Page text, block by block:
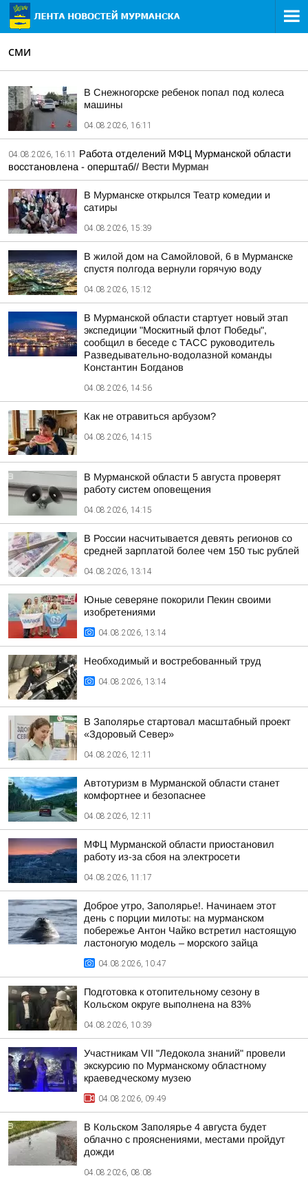
СМИ
В Снежногорске ребенок попал под колеса
машины
04.08.2026, 16:11
04.08.2026, 16:11
Работа отделений МФЦ Мурманской области
восстановлена - оперштаб// Вести Мурман
В Мурманске открылся Театр комедии и
сатиры
04.08.2026, 15:39
В жилой дом на Самойловой, 6 в Мурманске
спустя полгода вернули горячую воду
04.08.2026, 15:12
В Мурманской области стартует новый этап
экспедиции "Москитный флот Победы",
сообщил в беседе с ТАСС руководитель
Разведывательно-водолазной команды
Константин Богданов
04.08.2026, 14:56
Как не отравиться арбузом?
04.08.2026, 14:15
В Мурманской области 5 августа проверят
работу систем оповещения
04.08.2026, 14:15
В России насчитывается девять регионов со
средней зарплатой более чем 150 тыс рублей
04.08.2026, 13:14
Юные северяне покорили Пекин своими
изобретениями
04.08.2026, 13:14
Необходимый и востребованный труд
04.08.2026, 13:14
В Заполярье стартовал масштабный проект
«Здоровый Север»
04.08.2026, 12:11
Автотуризм в Мурманской области станет
комфортнее и безопаснее
04.08.2026, 12:11
МФЦ Мурманской области приостановил
работу из-за сбоя на электросети
04.08.2026, 11:17
Доброе утро, Заполярье!. Начинаем этот
день с порции милоты: на мурманском
побережье Антон Чайко встретил настоящую
ластоногую модель – морского зайца
04.08.2026, 10:47
Подготовка к отопительному сезону в
Кольском округе выполнена на 83%
04.08.2026, 10:39
Участникам VII "Ледокола знаний" провели
экскурсию по Мурманскому областному
краеведческому музею
04.08.2026, 09:49
В Кольском Заполярье 4 августа будет
облачно с прояснениями, местами пройдут
дожди
04.08.2026, 08:08